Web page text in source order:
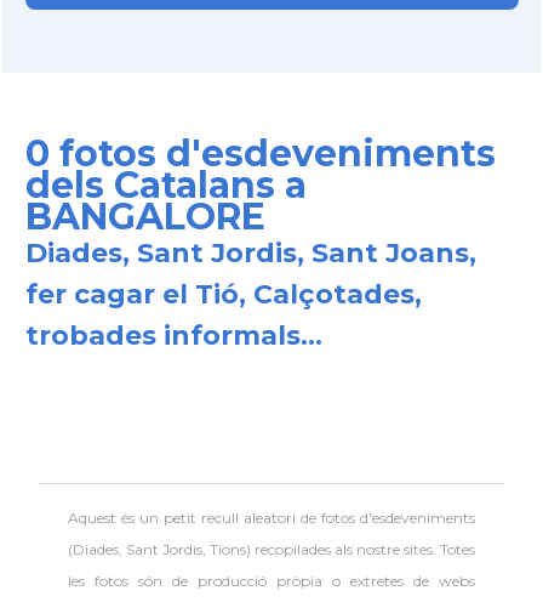
0 fotos d'esdeveniments
dels Catalans a
BANGALORE
Diades, Sant Jordis, Sant Joans,
fer cagar el Tió, Calçotades,
trobades informals...
Aquest és un petit recull aleatori defotos d'esdeveniments
(Diades, Sant Jordis, Tions) recopilades als nostre sites. Totes
les fotos són de producció pròpia o extretes de webs